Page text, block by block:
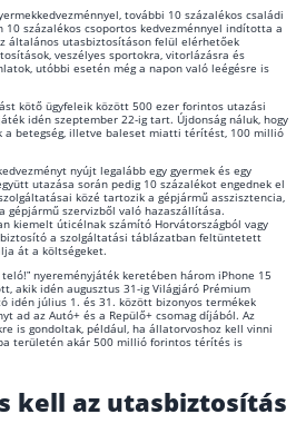
– Spórolj évi akár 150 ezer
befektetés
vásárlás
alapok
számla
további 10 százalékos családi
10 százalékos csoportos kedvezménnyel indította a
általános utasbiztosításon felül elérhetőek
veszélyes sportokra, vitorlázásra és
utóbbi esetén még a napon való leégésre is
kötő ügyfeleik között 500 ezer forintos utazási
idén szeptember 22-ig tart. Újdonság náluk, hogy
a betegség, illetve baleset miatti térítést, 100 millió
nyújt legalább egy gyermek és egy
utazása során pedig 10 százalékot engednek el
közé tartozik a gépjármű asszisztencia,
gépjármű szervizből való hazaszállítása.
kiemelt úticélnak számító Horvátországból vagy
a szolgáltatási táblázatban feltüntetett
át a költségeket.
nyereményjáték keretében három iPhone 15
akik idén augusztus 31-ig Világjáró Prémium
idén július 1. és 31. között bizonyos termékek
ad az Autó+ és a Repülő+ csomag díjából. Az
is gondoltak, például, ha állatorvoshoz kell vinni
területén akár 500 millió forintos térítés is
kell az utasbiztosítás